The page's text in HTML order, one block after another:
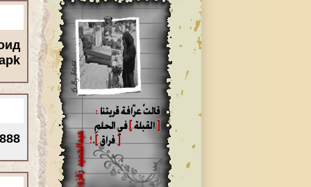
888 starz https://888starzuz9.com/